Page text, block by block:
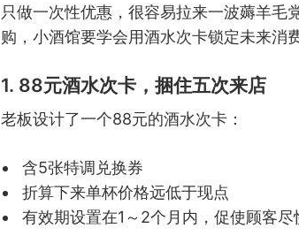
只做一次性优惠，很容易拉来一波薅羊毛
购，小酒馆要学会用酒水次卡锁定未来消费
1. 88元酒水次卡，捆住五次来店
老板设计了一个88元的酒水次卡：
含5张特调兑换券
折算下来单杯价格远低于现点
有效期设置在1～2个月内，促使顾客尽